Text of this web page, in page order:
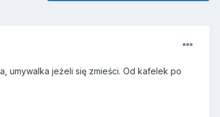
umywalka jeżeli się zmieści. Od kafelek po